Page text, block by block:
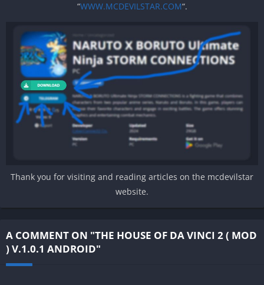
“WWW.MCDEVILSTAR.COM“.
Thank you for visiting and reading articles on the mcdevilstar
website.
A COMMENT ON "THE HOUSE OF DA VINCI 2 ( MOD
) V.1.0.1 ANDROID"